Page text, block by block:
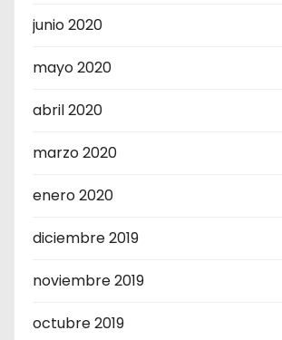
junio 2020
mayo 2020
abril 2020
marzo 2020
enero 2020
diciembre 2019
noviembre 2019
octubre 2019